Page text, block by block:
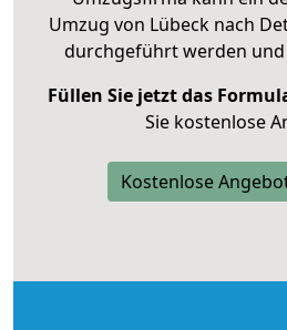
Umzug von Lübeck nach
durchgeführt werden
Füllen Sie jetzt das
Sie kostenlose
Kostenlose